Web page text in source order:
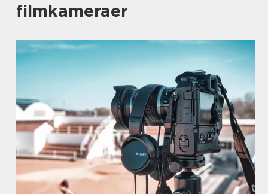
filmkameraer